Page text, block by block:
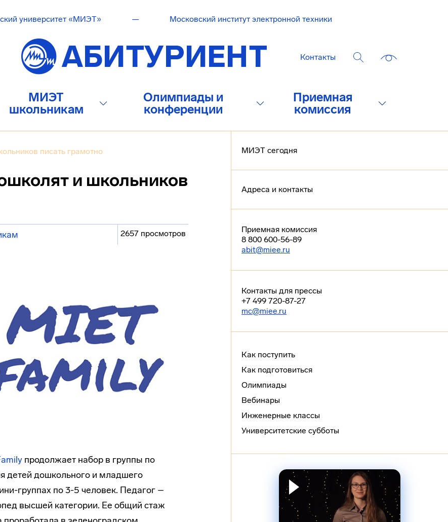
университет «МИЭТ» — Московский институт электронной техники
Контакты
МИЭТ
школьникам
Олимпиады и
конференции
Приемная
комиссия
писать грамотно
и школьников
2657 просмотров
продолжает набор в группы по
детей дошкольного и младшего
группах по 3-5 человек. Педагог –
высшей категории. Ее общий стаж
МИЭТ сегодня
Адреса и контакты
Приемная комиссия
8 800 600-56-89
abit@miee.ru
Контакты для прессы
+7 499 720-87-27
mc@miee.ru
Как поступить
Как подготовиться
Олимпиады
Вебинары
Инженерные классы
Университетские субботы